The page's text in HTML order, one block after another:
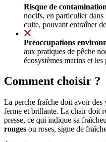
Risque de contamination
nocifs, en particulier
cuite, pouvant entraîner
Préoccupations
aux pratiques de pêche
écosystèmes marins et
Comment choisir ?
La perche fraîche doit avoir des
ferme et brillante. La chair doit
presse, ce qui indique sa
rouges ou roses, signe de